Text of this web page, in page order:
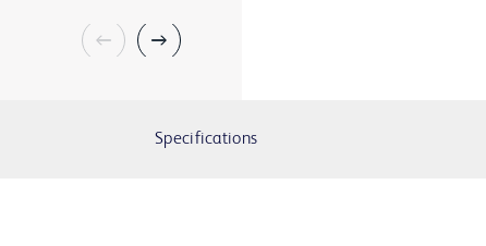
Specifications